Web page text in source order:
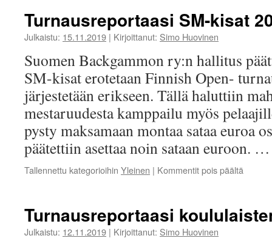
Turnausreportaasi SM-kisat
Julkaistu: 15.11.2019 | Kirjoittanut: Simo Huovinen
Suomen Backgammon ry:n hallitus
SM-kisat erotetaan Finnish Open-
järjestetään erikseen. Tällä haluttiin
mestaruudesta kamppailu myös
pysty maksamaan montaa sataa euroa
päätettiin asettaa noin sataan euroon.
Tallennettu kategorioihin Yleinen | Kommentit pois päältä
2019
Turnausreportaasi
Julkaistu: 12.11.2019 | Kirjoittanut: Simo Huovinen